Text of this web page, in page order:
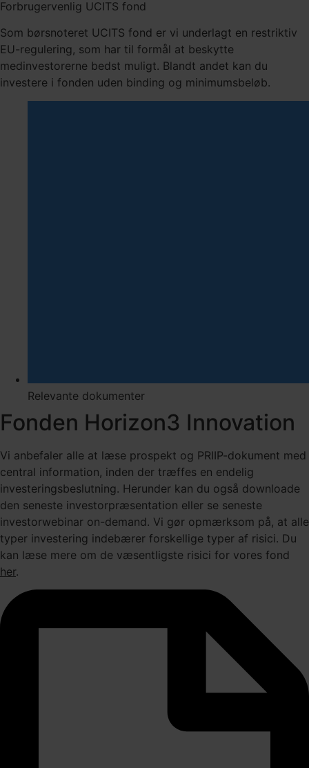
Forbrugervenlig UCITS fond
Som børsnoteret UCITS fond er vi underlagt en restriktiv
EU-regulering, som har til formål at beskytte
medinvestorerne bedst muligt. Blandt andet kan du
investere i fonden uden binding og minimumsbeløb.
Relevante dokumenter
Fonden Horizon3 Innovation
Vi anbefaler alle at læse prospekt og PRIIP-dokument med
central information, inden der træffes en endelig
investeringsbeslutning. Herunder kan du også downloade
den seneste investorpræsentation eller se seneste
investorwebinar on-demand. Vi gør opmærksom på, at alle
typer investering indebærer forskellige typer af risici. Du
kan læse mere om de væsentligste risici for vores fond
her.